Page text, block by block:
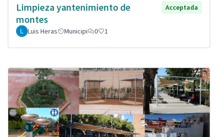
Limpieza yantenimiento de
montes
Acceptada
Luis Heras Municipi 0 1